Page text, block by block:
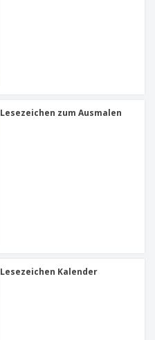
Lesezeichen zum Ausmalen
Lesezeichen Kalender